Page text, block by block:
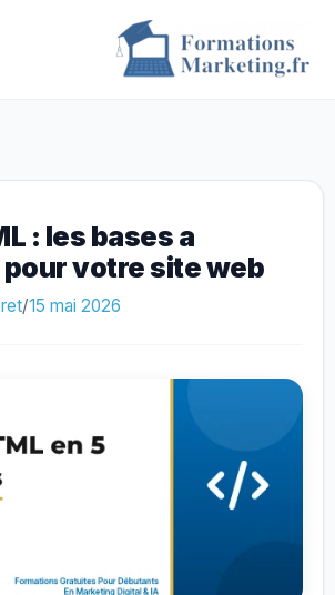
: les bases a
votre site web
/15 mai 2026